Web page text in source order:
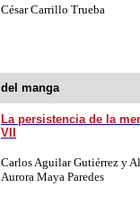
César Carrillo Trueba
del manga
La persistencia de la
VII
Carlos Aguilar Gutiérrez y
Aurora Maya Paredes